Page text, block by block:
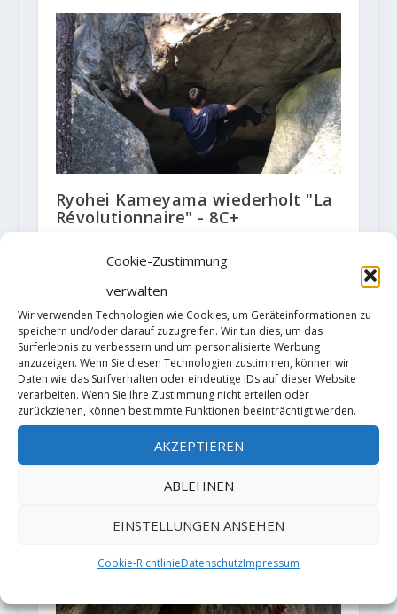
Cookie-Zustimmung
verwalten
Wir verwenden Technologien wie Cookies, um Geräteinformationen zu
speichern und/oder darauf zuzugreifen. Wir tun dies, um das
Surferlebnis zu verbessern und um personalisierte Werbung
anzuzeigen. Wenn Sie diesen Technologien zustimmen, können wir
Daten wie das Surfverhalten oder eindeutige IDs auf dieser Website
verarbeiten. Wenn Sie Ihre Zustimmung nicht erteilen oder
zurückziehen, können bestimmte Funktionen beeinträchtigt werden.
AKZEPTIEREN
ABLEHNEN
EINSTELLUNGEN ANSEHEN
Cookie-RichtlinieDatenschutzImpressum
Ryohei Kameyama wiederholt "La
Révolutionnaire" - 8C+
Schuhtest: Saltic
Barfußkletterschuh "Eliot" und
Boulderschuh "Toxic"
11. Juli 2023